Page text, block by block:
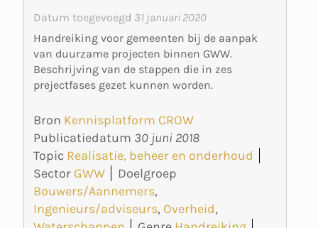
Datum toegevoegd 31 januari 2020
Handreiking voor gemeenten bij de aanpak
van duurzame projecten binnen GWW.
Beschrijving van de stappen die in zes
prejectfases gezet kunnen worden.
Bron Kennisplatform CROW
Publicatiedatum 30 juni 2018
Topic Realisatie, beheer en onderhoud
Sector GWW
Doelgroep
Bouwers/Aannemers,
Ingenieurs/adviseurs, Overheid,